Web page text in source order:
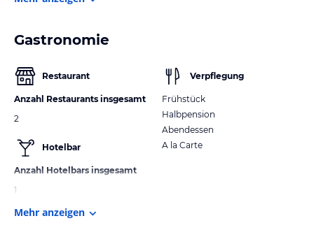
Gastronomie
Restaurant
Anzahl Restaurants insgesamt
2
Hotelbar
Anzahl Hotelbars insgesamt
1
Verpflegung
Frühstück
Halbpension
Abendessen
A la Carte
Mehr anzeigen